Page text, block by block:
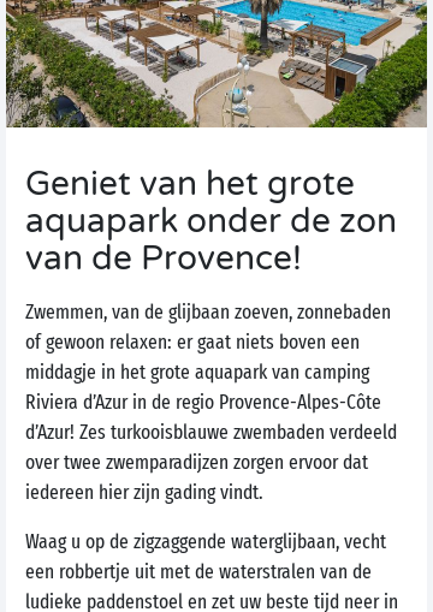
Geniet van het grote
aquapark onder de zon
van de Provence!
Zwemmen, van de glijbaan zoeven, zonnebaden
of gewoon relaxen: er gaat niets boven een
middagje in het grote aquapark van camping
Riviera d’Azur in de regio Provence-Alpes-Côte
d’Azur! Zes turkooisblauwe zwembaden verdeeld
over twee zwemparadijzen zorgen ervoor dat
iedereen hier zijn gading vindt.
Waag u op de zigzaggende waterglijbaan, vecht
een robbertje uit met de waterstralen van de
ludieke paddenstoel en zet uw beste tijd neer in